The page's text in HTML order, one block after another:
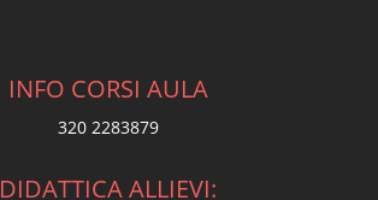
INFO CORSI AULA
320 2283879
DIDATTICA ALLIEVI: